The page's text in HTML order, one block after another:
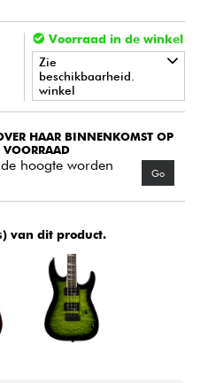
Voorraad in de winkel
Zie
beschikbaarheid.
winkel
• Star'SMusicBRUGES
HAAR BINNENKOMST OP
VOORRAAD
hoogte worden
Go
van dit product.